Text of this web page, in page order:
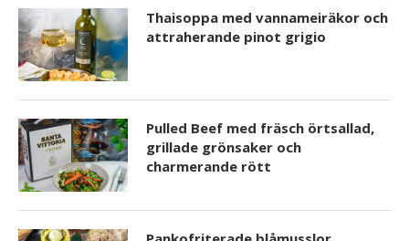
Thaisoppa med vannameiräkor och
attraherande pinot grigio
Pulled Beef med fräsch örtsallad,
grillade grönsaker och
charmerande rött